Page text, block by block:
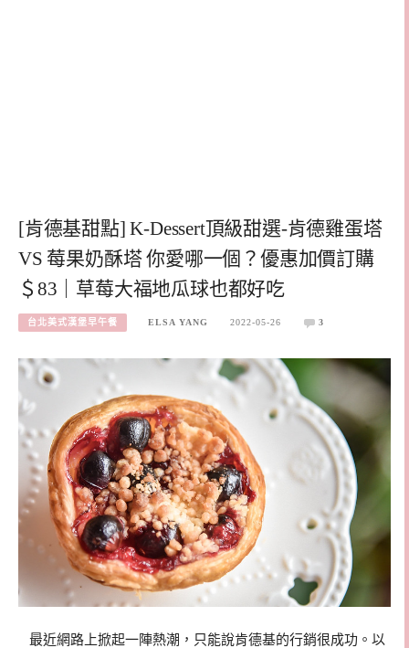
[肯德基甜點] K-Dessert頂級甜選-肯德雞蛋塔
VS 莓果奶酥塔 你愛哪一個？優惠加價訂購
＄83｜草莓大福地瓜球也都好吃
台北美式漢堡早午餐 ELSA YANG 2022-05-26 3
​​ 最近網路上掀起一陣熱潮，只能說肯德基的行銷很成功。以